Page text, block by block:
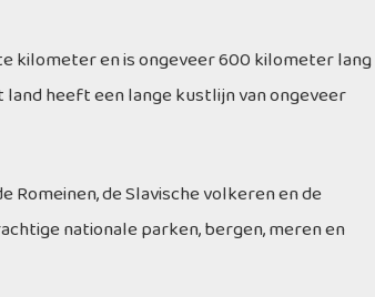
kilometer en is ongeveer 600 kilometer lang
heeft een lange kustlijn van ongeveer
de Slavische volkeren en de
nationale parken, bergen, meren en